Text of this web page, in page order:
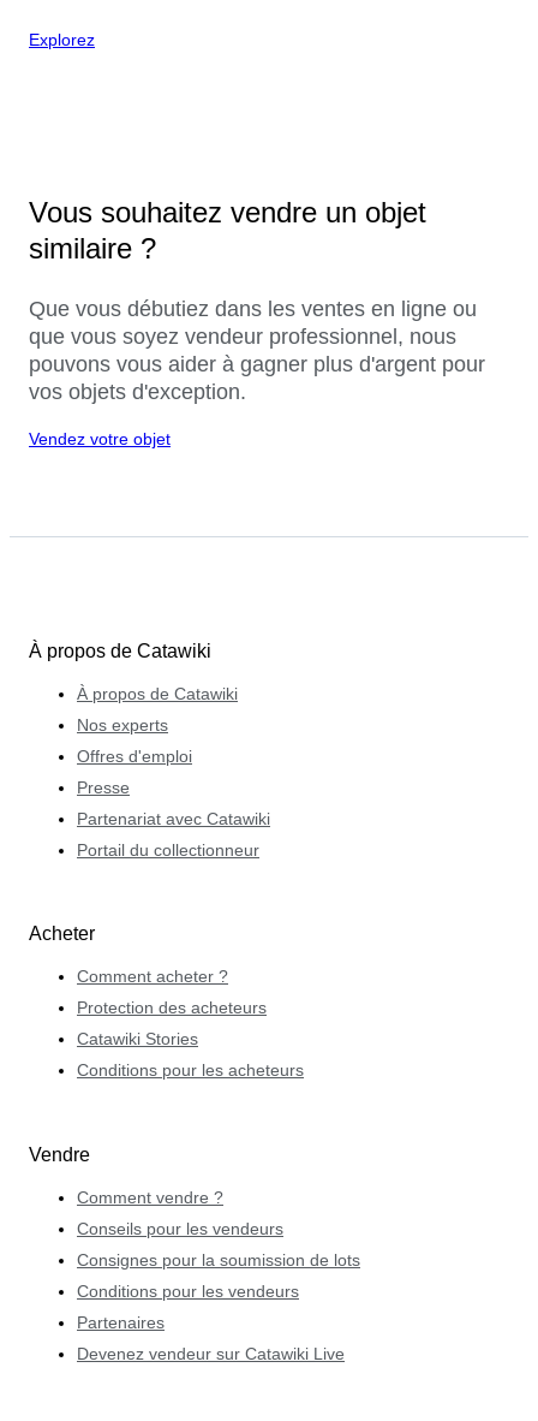
Explorez
Vous souhaitez vendre un objet
similaire ?
Que vous débutiez dans les ventes en ligne ou
que vous soyez vendeur professionnel, nous
pouvons vous aider à gagner plus d'argent pour
vos objets d'exception.
Vendez votre objet
À propos de Catawiki
À propos de Catawiki
Nos experts
Offres d'emploi
Presse
Partenariat avec Catawiki
Portail du collectionneur
Acheter
Comment acheter ?
Protection des acheteurs
Catawiki Stories
Conditions pour les acheteurs
Vendre
Comment vendre ?
Conseils pour les vendeurs
Consignes pour la soumission de lots
Conditions pour les vendeurs
Partenaires
Devenez vendeur sur Catawiki Live